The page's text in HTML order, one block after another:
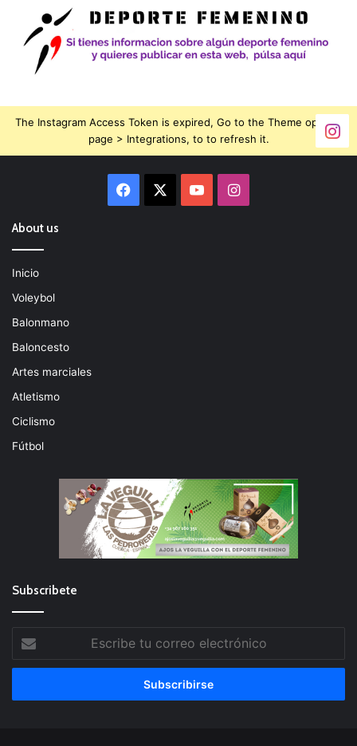
The Instagram Access Token is expired, Go to the Theme options
page > Integrations, to to refresh it.
Facebook YouTubeInstagram
About us
Inicio
Voleybol
Balonmano
Baloncesto
Artes marciales
Atletismo
Ciclismo
Fútbol
Subscribete
tu
correo